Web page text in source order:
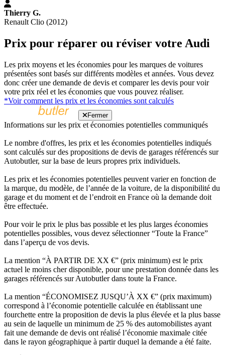
Thierry G.
Renault Clio (2012)
Prix pour réparer ou réviser votre Audi
Les prix moyens et les économies pour les marques de voitures
présentées sont basés sur différents modèles et années. Vous devez
donc créer une demande de devis et comparer les devis pour voir
votre prix réel et les économies que vous pouvez réaliser.
*Voir comment les prix et les économies sont calculés
Fermer
Informations sur les prix et économies potentielles communiqués
Le nombre d'offres, les prix et les économies potentielles indiqués
sont calculés sur des propositions de devis de garages référencés sur
Autobutler, sur la base de leurs propres prix individuels.
Les prix et les économies potentielles peuvent varier en fonction de
la marque, du modèle, de l’année de la voiture, de la disponibilité du
garage et du moment et de l’endroit en France où la demande doit
être effectuée.
Pour voir le prix le plus bas possible et les plus larges économies
potentielles possibles, vous devez sélectionner “Toute la France”
dans l’aperçu de vos devis.
La mention “À PARTIR DE XX €” (prix minimum) est le prix
actuel le moins cher disponible, pour une prestation donnée dans les
garages référencés sur Autobutler dans toute la France.
La mention “ÉCONOMISEZ JUSQU’À XX €” (prix maximum)
correspond à l’économie potentielle calculée en établissant une
fourchette entre la proposition de devis la plus élevée et la plus basse
au sein de laquelle un minimum de 25 % des automobilistes ayant
fait une demande de devis ont réalisé l’économie maximale citée
dans le rayon géographique à partir duquel la demande a été faite.